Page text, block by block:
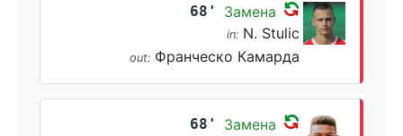
68' Замена
in: N. Stulic
out: Франческо Камарда
68' Замена